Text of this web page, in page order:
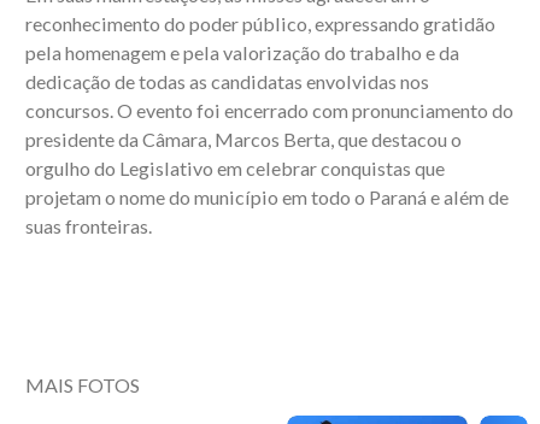
reconhecimento do poder público, expressando gratidão
pela homenagem e pela valorização do trabalho e da
dedicação de todas as candidatas envolvidas nos
concursos. O evento foi encerrado com pronunciamento do
presidente da Câmara, Marcos Berta, que destacou o
orgulho do Legislativo em celebrar conquistas que
projetam o nome do município em todo o Paraná e além de
suas fronteiras.
MAIS FOTOS